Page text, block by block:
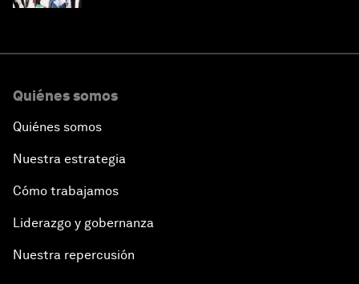
Quiénes somos
Quiénes somos
Nuestra estrategia
Cómo trabajamos
Liderazgo y gobernanza
Nuestra repercusión